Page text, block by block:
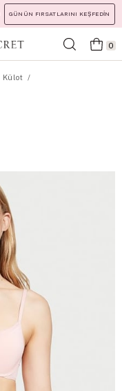
GÜNÜN FIRSATLARINI KEŞFEDİN
0
Külot